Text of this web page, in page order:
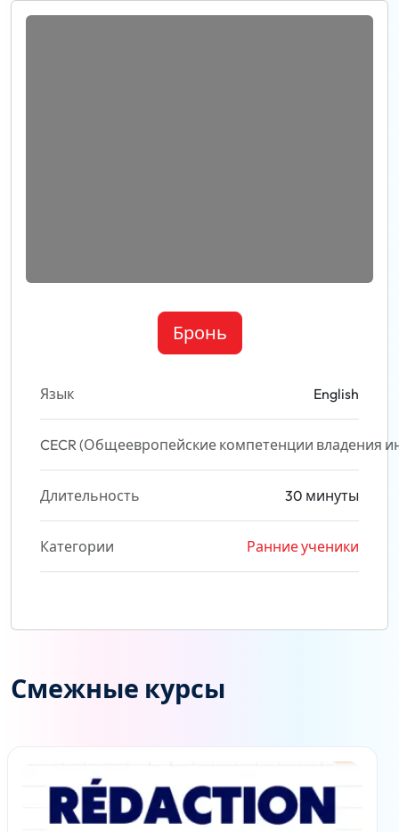
Бронь
Язык English
CECR (Общеевропейские компетенции владения
Длительность 30 минуты
Категории Ранние ученики
Смежные курсы